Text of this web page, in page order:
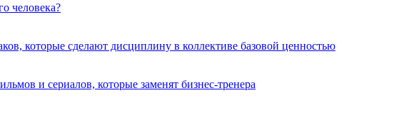
человека?
которые сделают дисциплину в коллективе базовой ценностью
и сериалов, которые заменят бизнес-тренера